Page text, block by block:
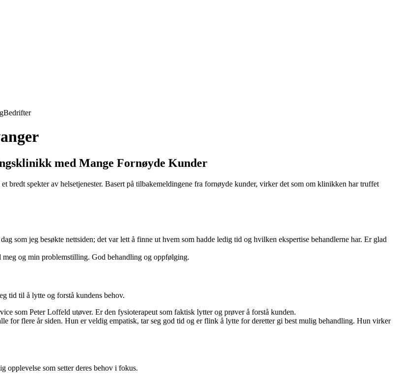
Bedrifter
med Mange Fornøyde Kunder
spekter av helsetjenester. Basert på tilbakemeldingene fra fornøyde kunder, virker det som om klinikken har truffet
som jeg besøkte nettsiden; det var lett å finne ut hvem som hadde ledig tid og hvilken ekspertise behandlerne har. Er glad
og min problemstilling. God behandling og oppfølging.
tid til å lytte og forstå kundens behov.
som Peter Loffeld utøver. Er den fysioterapeut som faktisk lytter og prøver å forstå kunden.
for flere år siden. Hun er veldig empatisk, tar seg god tid og er flink å lytte for deretter gi best mulig behandling. Hun virker
som setter deres behov i fokus.